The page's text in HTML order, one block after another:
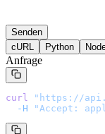
Senden
cURL
Python
Anfrage
curl " https://
  -H
"Accept: